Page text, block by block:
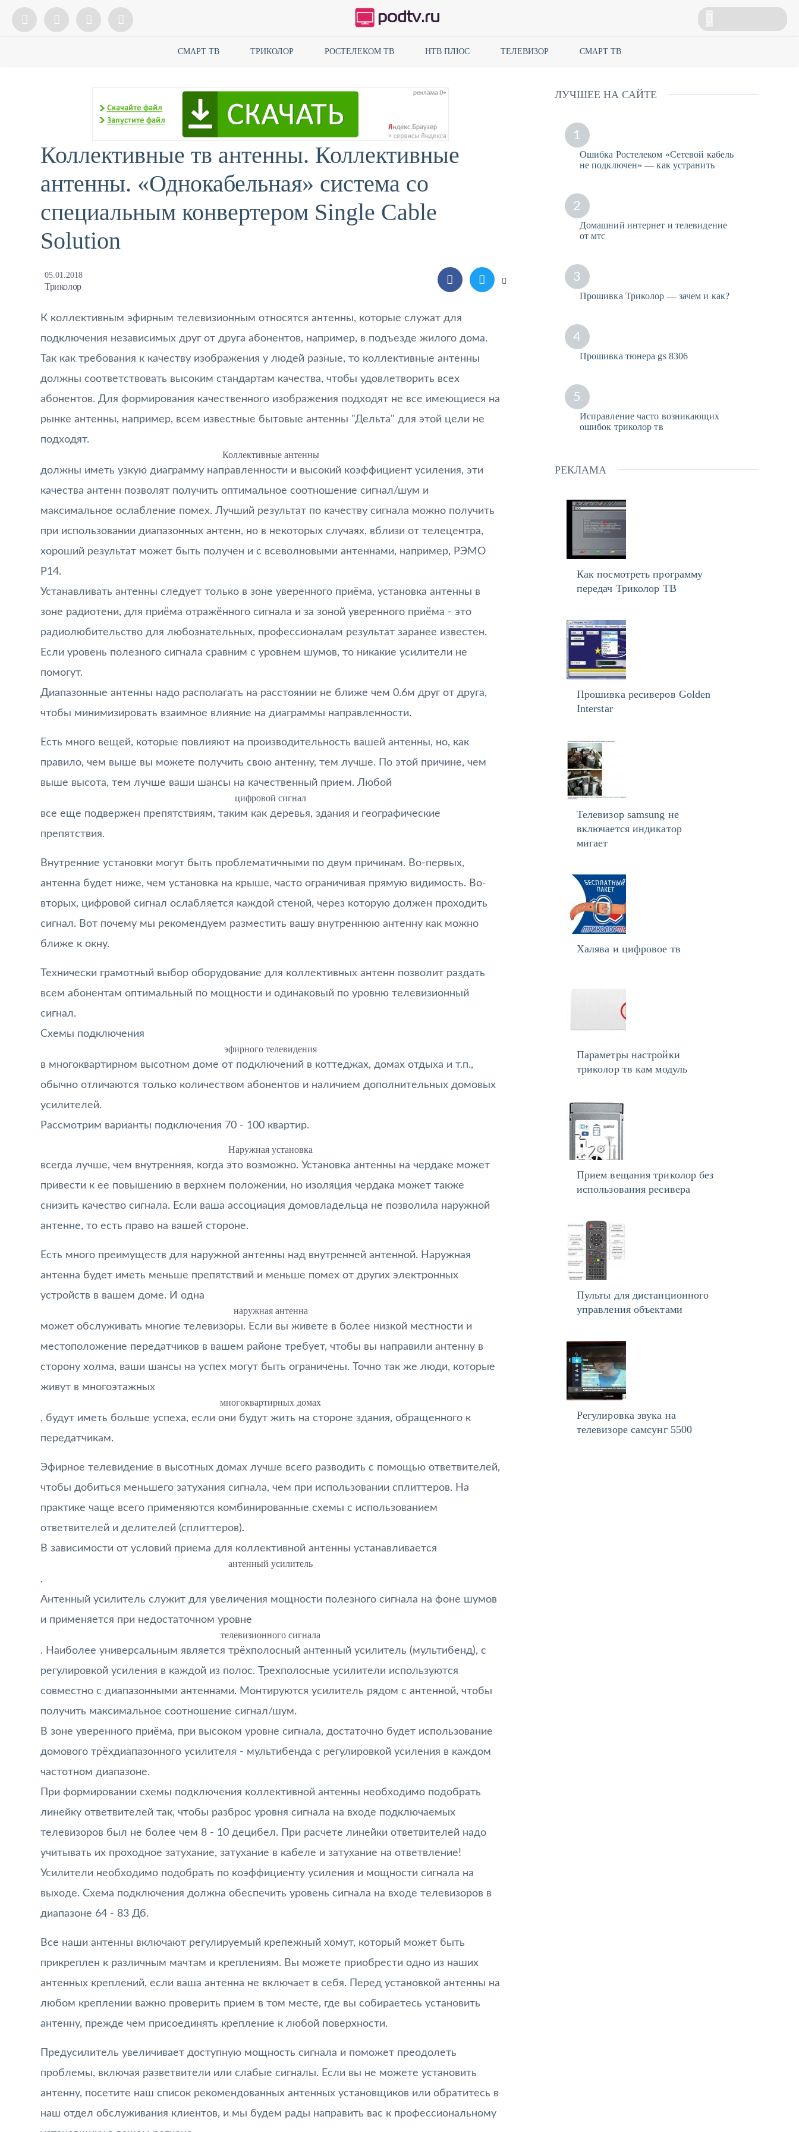
СМАРТ ТВ ТРИКОЛОР РОСТЕЛЕКОМ ТВ НТВ ПЛЮС ТЕЛЕВИЗОР СМАРТ ТВ
Коллективные тв антенны. Коллективные
антенны. «Однокабельная» система со
специальным конвертером Single Cable
Solution
05.01.2018
Триколор
К коллективным эфирным телевизионным относятся антенны, которые служат для
подключения независимых друг от друга абонентов, например, в подъезде жилого дома.
Так как требования к качеству изображения у людей разные, то коллективные антенны
должны соответствовать высоким стандартам качества, чтобы удовлетворить всех
абонентов. Для формирования качественного изображения подходят не все имеющиеся на
рынке антенны, например, всем известные бытовые антенны "Дельта" для этой цели не
подходят.
Коллективные антенны
должны иметь узкую диаграмму направленности и высокий коэффициент усиления, эти
качества антенн позволят получить оптимальное соотношение сигнал/шум и
максимальное ослабление помех. Лучший результат по качеству сигнала можно получить
при использовании диапазонных антенн, но в некоторых случаях, вблизи от телецентра,
хороший результат может быть получен и с всеволновыми антеннами, например, РЭМО
Р14.
Устанавливать антенны следует только в зоне уверенного приёма, установка антенны в
зоне радиотени, для приёма отражённого сигнала и за зоной уверенного приёма - это
радиолюбительство для любознательных, профессионалам результат заранее известен.
Если уровень полезного сигнала сравним с уровнем шумов, то никакие усилители не
помогут.
Диапазонные антенны надо располагать на расстоянии не ближе чем 0.6м друг от друга,
чтобы минимизировать взаимное влияние на диаграммы направленности.
Есть много вещей, которые повлияют на производительность вашей антенны, но, как
правило, чем выше вы можете получить свою антенну, тем лучше. По этой причине, чем
выше высота, тем лучше ваши шансы на качественный прием. Любой
цифровой сигнал
все еще подвержен препятствиям, таким как деревья, здания и географические
препятствия.
Внутренние установки могут быть проблематичными по двум причинам. Во-первых,
антенна будет ниже, чем установка на крыше, часто ограничивая прямую видимость. Во-
вторых, цифровой сигнал ослабляется каждой стеной, через которую должен проходить
сигнал. Вот почему мы рекомендуем разместить вашу внутреннюю антенну как можно
ближе к окну.
Технически грамотный выбор оборудование для коллективных антенн позволит раздать
всем абонентам оптимальный по мощности и одинаковый по уровню телевизионный
сигнал.
Схемы подключения
эфирного телевидения
в многоквартирном высотном доме от подключений в коттеджах, домах отдыха и т.п.,
обычно отличаются только количеством абонентов и наличием дополнительных домовых
усилителей.
Рассмотрим варианты подключения 70 - 100 квартир.
Наружная установка
всегда лучше, чем внутренняя, когда это возможно. Установка антенны на чердаке может
привести к ее повышению в верхнем положении, но изоляция чердака может также
снизить качество сигнала. Если ваша ассоциация домовладельца не позволила наружной
антенне, то есть право на вашей стороне.
Есть много преимуществ для наружной антенны над внутренней антенной. Наружная
антенна будет иметь меньше препятствий и меньше помех от других электронных
устройств в вашем доме. И одна
наружная антенна
может обслуживать многие телевизоры. Если вы живете в более низкой местности и
местоположение передатчиков в вашем районе требует, чтобы вы направили антенну в
сторону холма, ваши шансы на успех могут быть ограничены. Точно так же люди, которые
живут в многоэтажных
многоквартирных домах
, будут иметь больше успеха, если они будут жить на стороне здания, обращенного к
передатчикам.
Эфирное телевидение в высотных домах лучше всего разводить с помощью ответвителей,
чтобы добиться меньшего затухания сигнала, чем при использовании сплиттеров. На
практике чаще всего применяются комбинированные схемы с использованием
ответвителей и делителей (сплиттеров).
В зависимости от условий приема для коллективной антенны устанавливается
антенный усилитель
.
Антенный усилитель служит для увеличения мощности полезного сигнала на фоне шумов
и применяется при недостаточном уровне
телевизионного сигнала
. Наиболее универсальным является трёхполосный антенный усилитель (мультибенд), с
регулировкой усиления в каждой из полос. Трехполосные усилители используются
совместно с диапазонными антеннами. Монтируются усилитель рядом с антенной, чтобы
получить максимальное соотношение сигнал/шум.
В зоне уверенного приёма, при высоком уровне сигнала, достаточно будет использование
домового трёхдиапазонного усилителя - мультибенда с регулировкой усиления в каждом
частотном диапазоне.
При формировании схемы подключения коллективной антенны необходимо подобрать
линейку ответвителей так, чтобы разброс уровня сигнала на входе подключаемых
телевизоров был не более чем 8 - 10 децибел. При расчете линейки ответвителей надо
учитывать их проходное затухание, затухание в кабеле и затухание на ответвление!
Усилители необходимо подобрать по коэффициенту усиления и мощности сигнала на
выходе. Схема подключения должна обеспечить уровень сигнала на входе телевизоров в
диапазоне 64 - 83 Дб.
Все наши антенны включают регулируемый крепежный хомут, который может быть
прикреплен к различным мачтам и креплениям. Вы можете приобрести одно из наших
антенных креплений, если ваша антенна не включает в себя. Перед установкой антенны на
любом креплении важно проверить прием в том месте, где вы собираетесь установить
антенну, прежде чем присоединять крепление к любой поверхности.
Предусилитель увеличивает доступную мощность сигнала и поможет преодолеть
проблемы, включая разветвители или слабые сигналы. Если вы не можете установить
антенну, посетите наш список рекомендованных антенных установщиков или обратитесь в
наш отдел обслуживания клиентов, и мы будем рады направить вас к профессиональному
ЛУЧШЕЕ НА САЙТЕ
1
Ошибка Ростелеком «Сетевой кабель
не подключен» — как устранить
2
Домашний интернет и телевидение
от мтс
3
Прошивка Триколор — зачем и как?
4
Прошивка тюнера gs 8306
5
Исправление часто возникающих
ошибок триколор тв
РЕКЛАМА
Как посмотреть программу
передач Триколор ТВ
Прошивка ресиверов Golden
Interstar
Телевизор samsung не
включается индикатор
мигает
Халява и цифровое тв
Параметры настройки
триколор тв кам модуль
Прием вещания триколор без
использования ресивера
Пульты для дистанционного
управления объектами
Регулировка звука на
телевизоре самсунг 5500